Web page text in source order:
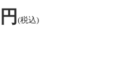
円 (税込)